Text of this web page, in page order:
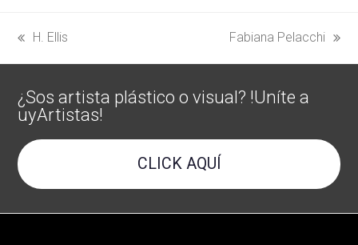
previous
post:
H. Ellis
next
post:
Fabiana Pelacchi
¿Sos artista plástico o visual? !Uníte a
uyArtistas!
CLICK AQUÍ